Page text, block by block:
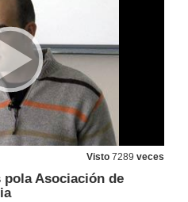
Visto 7289 veces
Asociación de